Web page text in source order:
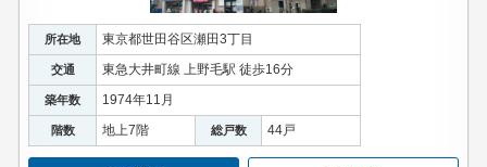
所在地 東京都世田谷区瀬田3丁目
交通 東急大井町線 上野毛駅 徒歩16分
築年数 1974年11月
階数 地上7階 総戸数 44戸